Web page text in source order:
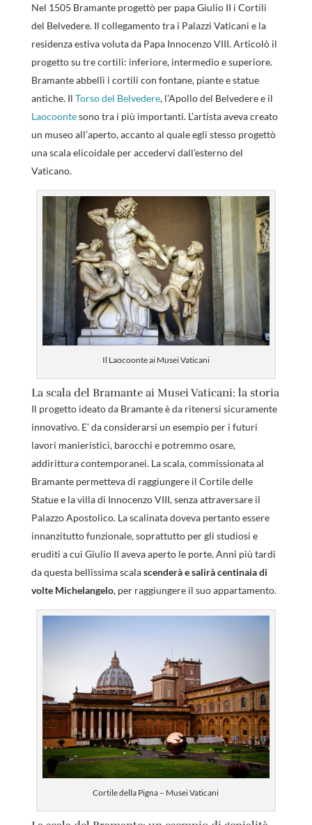
Nel 1505 Bramante progettò per papa Giulio II i Cortili
del Belvedere. Il collegamento tra i Palazzi Vaticani e la
residenza estiva voluta da Papa Innocenzo VIII. Articolò il
progetto su tre cortili: inferiore, intermedio e superiore.
Bramante abbellì i cortili con fontane, piante e statue
antiche. Il Torso del Belvedere, l’Apollo del Belvedere e il
Laocoontesono tra i più importanti. L’artista aveva creato
un museo all’aperto, accanto al quale egli stesso progettò
una scala elicoidale per accedervi dall’esterno del
Vaticano.
Il Laocoonte ai Musei Vaticani
La scala del Bramante ai Musei Vaticani: la storia
Il progetto ideato da Bramante è da ritenersi sicuramente
innovativo. E’ da considerarsi un esempio per i futuri
lavori manieristici, barocchi e potremmo osare,
addirittura contemporanei. La scala, commissionata al
Bramante permetteva di raggiungere il Cortile delle
Statue e la villa di Innocenzo VIII, senza attraversare il
Palazzo Apostolico. La scalinata doveva pertanto essere
innanzitutto funzionale, soprattutto per gli studiosi e
eruditi a cui Giulio II aveva aperto le porte. Anni più tardi
da questa bellissima scalascenderà e salirà centinaia di
volte Michelangelo, per raggiungere il suo appartamento.
Cortile della Pigna – Musei Vaticani